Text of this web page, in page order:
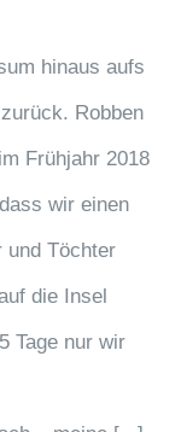
hinaus aufs
Robben
Frühjahr 2018
wir einen
und Töchter
die Insel
Tage nur wir